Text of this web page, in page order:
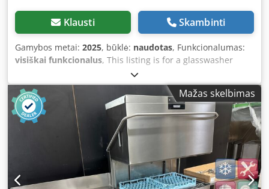
Klausti Skambinti
Gamybos metai: 2025, būklė: naudotas, Funkcionalumas:
visiškai funkcionalus, This listing is for a glasswasher
from manufacturer Hobart, model GXCROI-10C, year of
manufacture 2025. This compact professional dishwasher
comes equipped with an integrated osmosis system and a
base cabinet for empty racks or detergent, as well as
suction lances for fill level monitoring. The glasswasher
has undergone a full inspection in our in-house workshop
and is fully functional, presenting in an almost new
condition. The original retail price (RRP) of this machine in
this configuration is €13,285.16 (gross). You will receive an
invoice with VAT shown separately. Our used equipment
Mažas skelbimas